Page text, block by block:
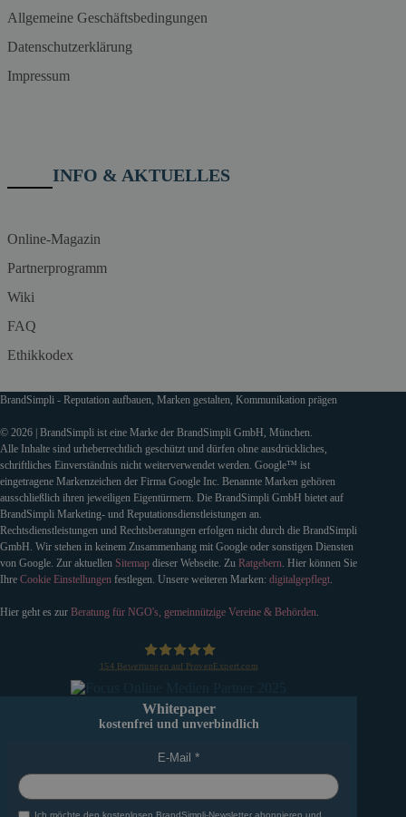
Allgemeine Geschäftsbedingungen
Datenschutzerklärung
Impressum
INFO & AKTUELLES
Online-Magazin
Partnerprogramm
Wiki
FAQ
Ethikkodex
BrandSimpli - Reputation aufbauen, Marken gestalten, Kommunikation prägen
© 2026 | BrandSimpli ist eine Marke der BrandSimpli GmbH, München.
Alle Inhalte sind urheberrechtlich geschützt und dürfen ohne ausdrückliches,
schriftliches Einverständnis nicht weiterverwendet werden. Google™ ist
eingetragene Markenzeichen der Firma Google Inc. Benannte Marken gehören
ausschließlich ihren jeweiligen Eigentürmern. Die BrandSimpli GmbH bietet auf
BrandSimpli Marketing- und Reputationsdienstleistungen an.
Rechtsdienstleistungen und Rechtsberatungen erfolgen nicht durch die BrandSimpli
GmbH. Wir stehen in keinem Zusammenhang mit Google oder sonstigen Diensten
von Google. Zur aktuellen Sitemap dieser Webseite. Zu Ratgebern . Hier können Sie
Ihre Cookie Einstellungen festlegen. Unsere weiteren Marken: digitalgepflegt
Hier geht es zur Beratung für NGO's, gemeinnützige Vereine & Behörden
154 Bewertungen auf ProvenExpert.com
Whitepaper
kostenfrei und unverbindlich
E-Mail
Ich möchte den kostenlosen BrandSimpli-Newsletter abonnieren und